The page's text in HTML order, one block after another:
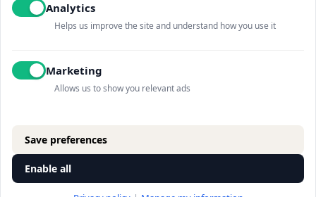
general
©All rights reserved to "Vitkin winery" 2025
Analytics
Helps us improve the site and understand how you use it
Marketing
Allows us to show you relevant ads
Save preferences
Enable all